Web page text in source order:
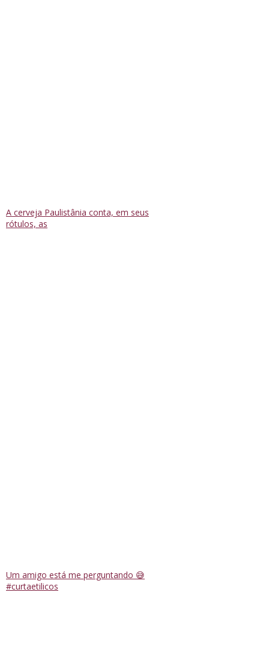
A cerveja Paulistânia conta, em seus
rótulos, as
Um amigo está me perguntando 😅
#curtaetilicos